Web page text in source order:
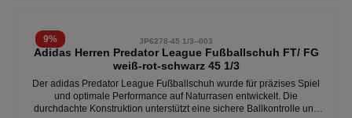
9% JP6278-45 1/3--003
Adidas Herren Predator League Fußballschuh FT/ FG
weiß-rot-schwarz 45 1/3
Der adidas Predator League Fußballschuh wurde für präzises Spiel
und optimale Performance auf Naturrasen entwickelt. Die
durchdachte Konstruktion unterstützt eine sichere Ballkontrolle und